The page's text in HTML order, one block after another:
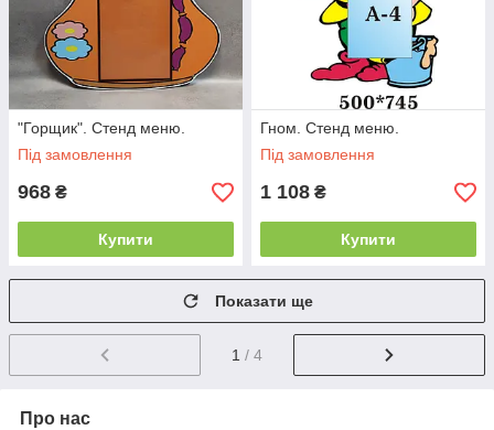
"Горщик". Стенд меню.
Під замовлення
968 ₴
Купити
Гном. Стенд меню.
Під замовлення
1 108 ₴
Купити
Показати ще
1 / 4
Про нас